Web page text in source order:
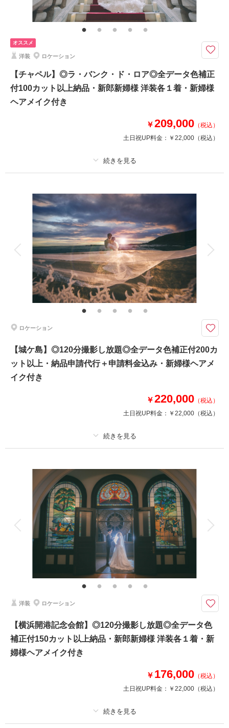
【MARIAROSA】【KURAUDIA】【ANTEPRIMA】等々、有名ドレスレン
タル料金込み 試着料金3着分込み
～日本大通り駅より3分～ 追加料金無しで選び放題！シンプルなスタジオ
でとっておきの花嫁体験ができる！
ブランドドレス着放題プラン。レンタル・試着3着分・送料すべて込み。
アンテプリマ、クラウディア、マリア・ローザなど人気ブランドから自由に
選べます。
撮影日の空き
を確認する
オススメ
洋装 ロケーション
【チャペル】◎ラ・バンク・ド・ロア◎全データ色補正
付100カット以上納品・新郎新婦様 洋装各１着・新婦様
ヘアメイク付き
￥209,000 （税込）
土日祝UP料金： ￥22,000 （税込）
撮影料 新婦衣装1着
着付け
アルバム データ 100 カット 台紙付写真
衣装追加 会食
家族と撮影 家族用衣装レンタル ペットと撮影
歴史ある指定有形文化財で、二人だけの特別な時間を。
【プラン内容】
・100カットUSBデータ
・新婦様ヘアメイク
※リスケジュール無料
を確認する
ロケーション
【城ケ島】◎120分撮影し放題◎全データ色補正付200カ
ット以上・納品申請代行＋申請料金込み・新婦様ヘアメ
イク付き
￥220,000 （税込）
土日祝UP料金： ￥22,000 （税込）
撮影料 新婦衣装1着 新郎衣装1着
着付け ヘアメイク 小物一式
アルバム データ 200 カット 台紙付写真
衣装追加 会食 挙式
家族と撮影 家族用衣装レンタル ペットと撮影
海だけじゃなく、緑の自然が広がる背景でも撮影ができます！～撮影衣装も
・お渡しカット数 200カット以上
・新郎新婦様 洋装各１着
・新婦様ヘアメイク
１時間延長 ￥16500
撮影場所： 城ヶ島
洋装 ロケーション
【横浜開港記念会館】◎120分撮影し放題◎全データ色
補正付150カット以上納品・新郎新婦様 洋装各１着・新
婦様ヘアメイク付き
￥ 176,000 （税込）
土日祝UP料金： ￥22,000 （税込）